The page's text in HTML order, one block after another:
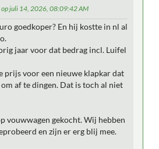
op juli 14, 2026, 08:09:42 AM
goedkoper? En hij kostte in nl al
jaar voor dat bedrag incl. Luifel
prijs voor een nieuwe klapkar dat
af te dingen. Dat is toch al niet
vouwwagen gekocht. Wij hebben
en zijn er erg blij mee.